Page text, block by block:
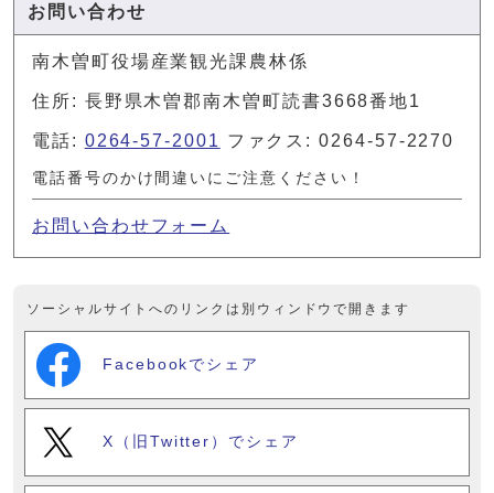
お問い合わせ
南木曽町役場産業観光課農林係
住所: 長野県木曽郡南木曽町読書3668番地1
電話: 0264-57-2001 ファクス: 0264-57-2270
電話番号のかけ間違いにご注意ください！
お問い合わせフォーム
ソーシャルサイトへのリンクは別ウィンドウで開きます
Facebookでシェア
X（旧Twitter）でシェア